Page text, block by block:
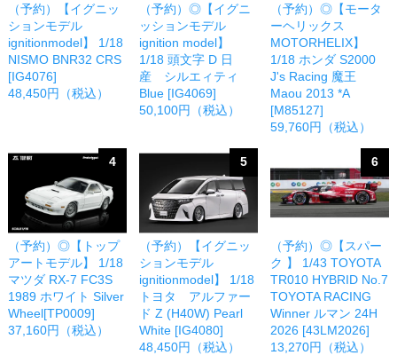
（予約）【イグニッ
ションモデル
ignitionmodel】 1/18
NISMO BNR32 CRS
[IG4076]
48,450円（税込）
（予約）◎【イグニ
ッションモデル
ignition model】
1/18 頭文字 D 日
産 シルエィティ
Blue [IG4069]
50,100円（税込）
（予約）◎【モータ
ーヘリックス
MOTORHELIX】
1/18 ホンダ S2000
J's Racing 魔王
Maou 2013 *A
[M85127]
59,760円（税込）
4
（予約）◎【トップ
アートモデル】 1/18
マツダ RX-7 FC3S
1989 ホワイト Silver
Wheel[TP0009]
37,160円（税込）
5
（予約）【イグニッ
ションモデル
ignitionmodel】 1/18
トヨタ アルファー
ド Z (H40W) Pearl
White [IG4080]
48,450円（税込）
6
（予約）◎【スパー
ク 】 1/43 TOYOTA
TR010 HYBRID No.7
TOYOTA RACING
Winner ルマン 24H
2026 [43LM2026]
13,270円（税込）